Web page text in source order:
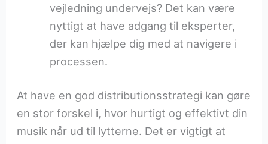
vejledning undervejs? Det kan være
nyttigt at have adgang til eksperter,
der kan hjælpe dig med at navigere i
processen.
At have en god distributionsstrategi kan gøre
en stor forskel i, hvor hurtigt og effektivt din
musik når ud til lytterne. Det er vigtigt at